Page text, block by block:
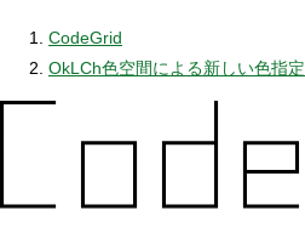
CodeGrid
OkLCh色空間による新しい色指定